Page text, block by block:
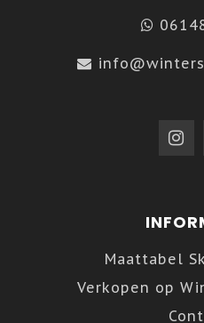
Maattabel
Verkopen op